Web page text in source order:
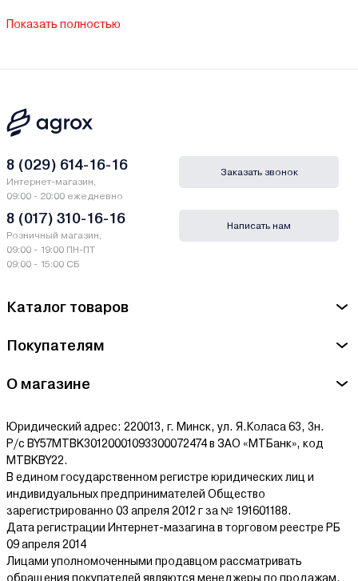
Наиболее востребованные котлы –
Genus One 24
Показать полностью
Каталог товаров
Покупателям
О магазине
Юридический адрес: 220013, г. Минск, ул. Я.Коласа 63, 3н.
Р/с BY57MTBK30120001093300072474 в ЗАО «МТБанк», код
MTBKBY22.
В едином государственном регистре юридических лиц и
индивидуальных предпринимателей Общество
зарегистрированно 03 апреля 2012 г за № 191601188.
Дата регистрации Интернет-мазагина в торговом реестре РБ
09 апреля 2014
Лицами уполномоченными продавцом рассматривать
обращения покупателей являются менеджеры по продажам.
8 (029) 614-16-16
Интернет-магазин,
09:00 - 20:00 ежедневно
8 (017) 310-16-16
Розничный магазин,
09:00 - 19:00 ПН-ПТ
09:00 - 15:00 СБ
Заказать звонок
Написать нам